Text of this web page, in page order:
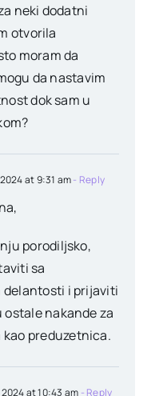
neki dodatni
otvorila
moram da
da nastavim
dok sam u
at 9:31 am- Reply
porodiljsko,
sa
delantosti i prijaviti
ostale nakande za
preduzetnica.
at 10:43 am - Reply